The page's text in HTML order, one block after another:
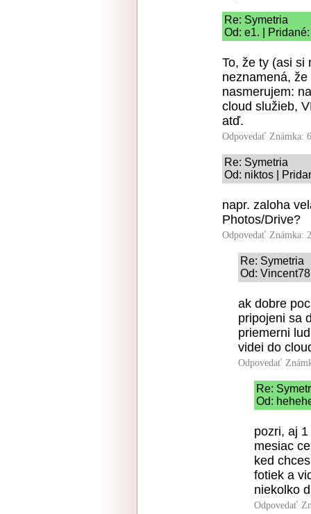
Re: Symetria
Od: e1. |
To, že ty (asi si
neznamená,
nasmerujem:
cloud služieb,
atď.
Odpovedať Známka:
Re: Symetria
Od: niktos |
napr. zaloha
Photos/Drive?
Odpovedať Známka:
Re: Symetria
Od:
ak dobre
pripojeni sa
priemerni
videi do
Odpovedať
Re:
Od:
pozri, aj
mesiac
ked
fotiek a
niekolko
Odpovedať